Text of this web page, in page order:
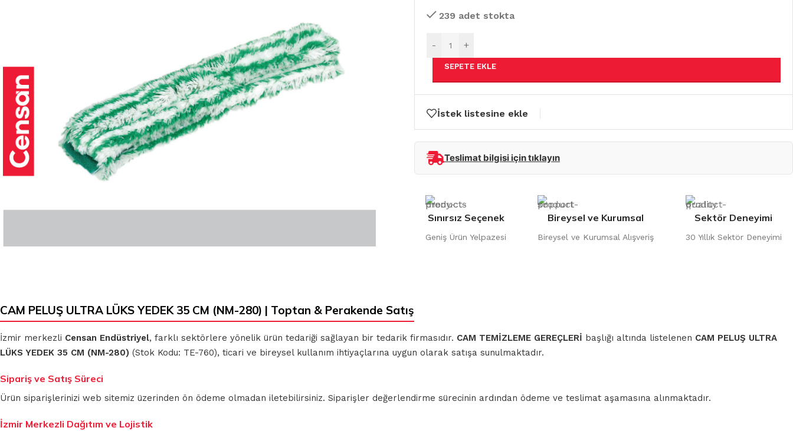
239 adet stokta
- +
SEPETE EKLE
İstek listesine ekle
Teslimat bilgisi için tıklayın
Sınırsız Seçenek
Geniş Ürün Yelpazesi
Bireysel ve Kurumsal
Bireysel ve Kurumsal Alışveriş
Sektör Deneyimi
30 Yıllık Sektör Deneyimi
CAM PELUŞ ULTRA LÜKS YEDEK 35 CM (NM-280) | Toptan & Perakende Satış
İzmir merkezli Censan Endüstriyel, farklı sektörlere yönelik ürün tedariği sağlayan bir tedarik firmasıdır. CAM TEMİZLEME GEREÇLERİ başlığı altında listelenen CAM PELUŞ ULTRA
LÜKS YEDEK 35 CM (NM-280) (Stok Kodu: TE-760), ticari ve bireysel kullanım ihtiyaçlarına uygun olarak satışa sunulmaktadır.
Sipariş ve Satış Süreci
Ürün siparişlerinizi web sitemiz üzerinden ön ödeme olmadan iletebilirsiniz. Siparişler değerlendirme sürecinin ardından ödeme ve teslimat aşamasına alınmaktadır.
İzmir Merkezli Dağıtım ve Lojistik